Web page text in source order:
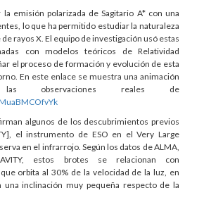
emisión polarizada de Sagitario A* con una
lo que ha permitido estudiar la naturaleza
rayos X. El equipo de investigación usó estas
con modelos teóricos de Relatividad
el proceso de formación y evolución de esta
En este enlace se muestra una animación
observaciones reales de
algunos de los descubrimientos previos
el instrumento de ESO en el Very Large
en el infrarrojo. Según los datos de ALMA,
estos brotes se relacionan con
orbita al 30% de la velocidad de la luz, en
inclinación muy pequeña respecto de la